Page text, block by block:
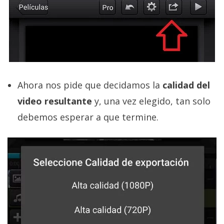
Ahora nos pide que decidamos la calidad del
video resultante y, una vez elegido, tan solo
debemos esperar a que termine.